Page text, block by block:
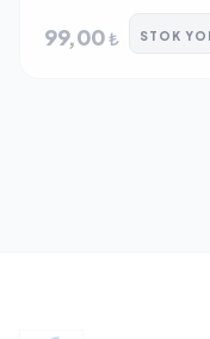
99,00₺ STOK